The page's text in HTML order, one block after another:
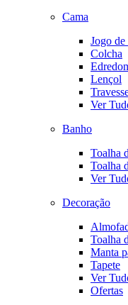
Cama
Jogo de
Colcha
Lençol
Ver
Banho
Toalha
Toalha
Ver
Decoração
Toalha
Manta
Tapete
Ver
Ofertas